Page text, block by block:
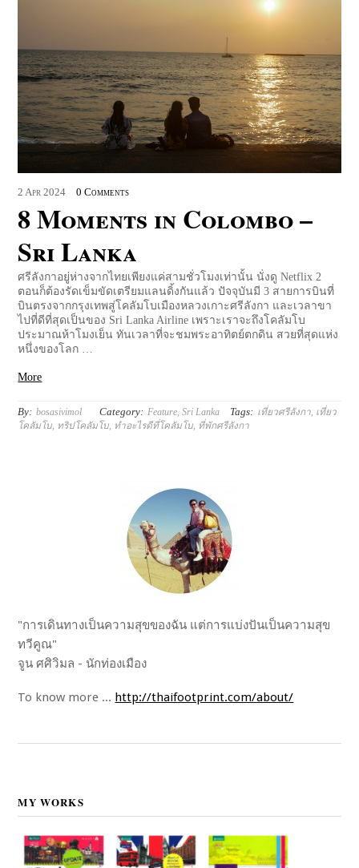
2 Apr 2024 0 Comments
8 Moments in Colombo –
Sri Lanka
ศรีลังกาอยู่ห่างจากไทยเพียงแค่สามชั่วโมงเท่านั้น นั่งดู Netflix 2
ตอนก็ต้องรัดเข็มขัดเตรียมแลนดิ้งกันแล้ว ปัจจุบันมี 3 สายการบินที่
บินตรงจากกรุงเทพสู่โคลัมโบเมืองหลวงเกาะศรีลังกา และเวลาขา
ไปที่ดีที่สุดเป็นของ Sri Lanka Airline เพราะเราจะถึงโคลัมโบ
ประมาณห้าโมงเย็น ทันเวลาที่จะชมพระอาทิตย์ตกดิน สวยที่สุดแห่ง
หนึ่งของโลก …
More
By: bosasivimol Category: Feature,Sri Lanka Tags: เที่ยวศรีลังกา, เที่ยว
โคลัมโบ, ทริปโคลัมโบ, ทำอะไรดีที่โคลัมโบ, ที่พักศรีลังกา
"การเดินทางเป็นความสุขของฉัน แต่การแบ่งปันเป็นความสุข
ทวีคูณ"
จูน ศศิวิมล - นักท่องเมือง
To know more ... http://thaifootprint.com/about/
MY WORKS